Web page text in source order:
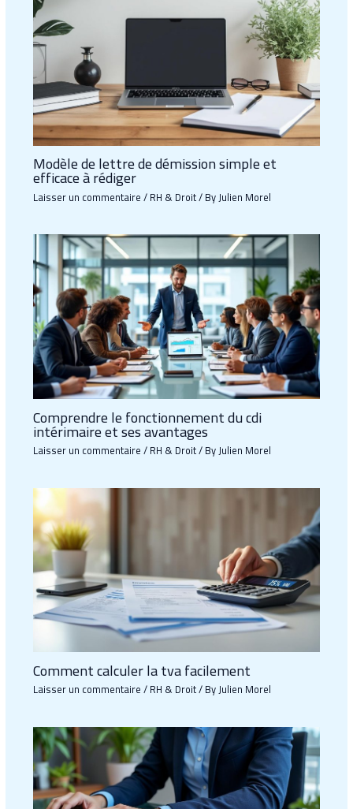
Modèle de lettre de démission simple et
efficace à rédiger
Laisser un commentaire/RH & Droit/ ByJulien Morel
Comprendre le fonctionnement du cdi
intérimaire et ses avantages
Laisser un commentaire/RH & Droit/ ByJulien Morel
Comment calculer la tva facilement
Laisser un commentaire/RH & Droit/ ByJulien Morel